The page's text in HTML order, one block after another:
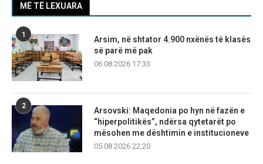
MË TË LEXUARA
1
Arsim, në shtator 4.900 nxënës të klasës
së parë më pak
06.08.2026 17:33
2
Arsovski: Maqedonia po hyn në fazën e
“hiperpolitikës”, ndërsa qytetarët po
mësohen me dështimin e institucioneve
05.08.2026 22:20